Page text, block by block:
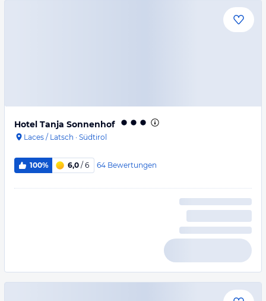
Hotel Tanja Sonnenhof
Laces / Latsch · Südtirol
100% 6,0 / 6 64 Bewertungen